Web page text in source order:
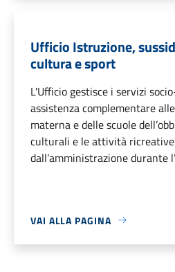
Ufficio Istruzione,
cultura e sport
L'Ufficio gestisce i servizi
assistenza complementare
materna e delle scuole
culturali e le attività
dall’amministrazione durante
VAI ALLA PAGINA